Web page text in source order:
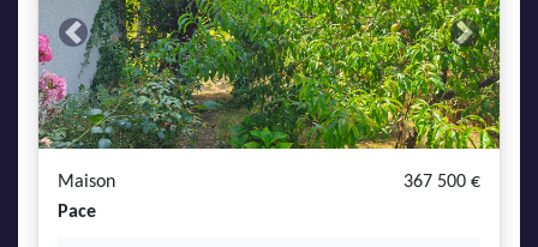
Previous Next
Maison
367 500 €
Pace